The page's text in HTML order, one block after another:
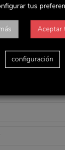
tus
Aceptar
configuración